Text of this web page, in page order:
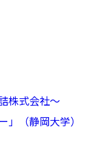
株式会社～
（静岡大学）